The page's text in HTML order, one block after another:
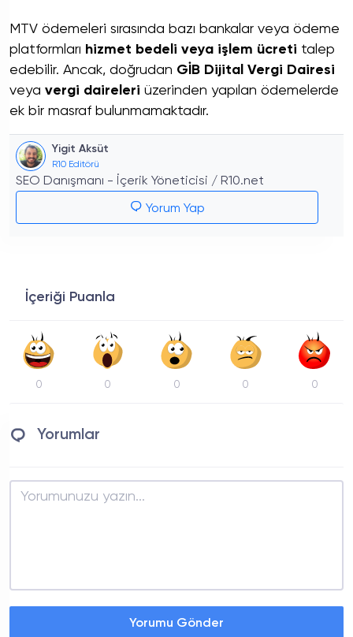
MTV ödemeleri sırasında bazı bankalar veya ödeme
platformları hizmet bedeli veya işlem ücreti talep
edebilir. Ancak, doğrudan GİB Dijital Vergi Dairesi
veya vergi daireleri üzerinden yapılan ödemelerde
ek bir masraf bulunmamaktadır.
Yigit Aksüt
R10 Editörü
SEO Danışmanı - İçerik Yöneticisi / R10.net
Yorum Yap
İçeriği Puanla
0 0 0 0 0
Yorumlar
Yorumu Gönder